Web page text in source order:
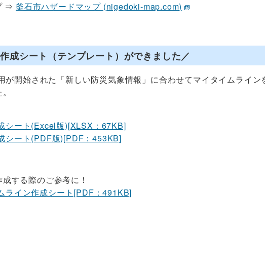
⇒釜石市ハザードマップ (nigedoki-map.com)
成シート（テンプレート）ができました／
が開始された「新しい防災気象情報」に合わせてマイタイムライ
シート(Excel版)[XLSX：67KB]
シート(PDF版)[PDF：453KB]
する際のご参考に！
ライン作成シート[PDF：491KB]